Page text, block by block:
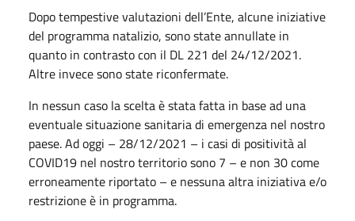
Dopo tempestive valutazioni dell’Ente, alcune iniziative
del programma natalizio, sono state annullate in
quanto in contrasto con il DL 221 del 24/12/2021.
Altre invece sono state riconfermate.
In nessun caso la scelta è stata fatta in base ad una
eventuale situazione sanitaria di emergenza nel nostro
paese. Ad oggi – 28/12/2021 – i casi di positività al
COVID19 nel nostro territorio sono 7 – e non 30 come
erroneamente riportato – e nessuna altra iniziativa e/o
restrizione è in programma.